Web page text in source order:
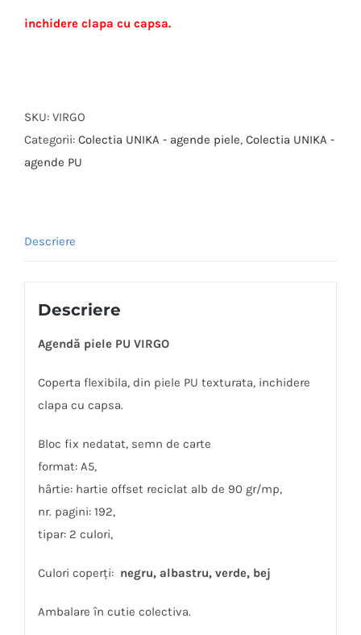
inchidere clapa cu capsa.
SKU: VIRGO
Categorii: Colectia UNIKA - agende piele, Colectia UNIKA -
agende PU
Descriere
Descriere
Agendă piele PU VIRGO
Coperta flexibila, din piele PU texturata, inchidere
clapa cu capsa.
Bloc fix nedatat, semn de carte
format: A5,
hârtie: hartie offset reciclat alb de 90 gr/mp,
nr. pagini: 192,
tipar: 2 culori,
Culori coperți: negru, albastru, verde, bej
Ambalare în cutie colectiva.